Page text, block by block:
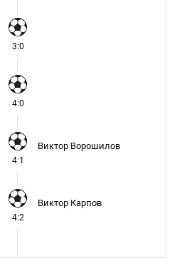
3:0
4:0
4:1
Виктор Ворошилов
4:2
Виктор Карпов